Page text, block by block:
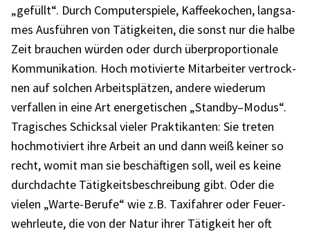
„gefüllt“. Durch Compu­ter­spiele, Kaffee­ko­chen, lang­sa­
mes Ausfüh­ren von Tätig­kei­ten, die sonst nur die halbe
Zeit brau­chen würden oder durch über­pro­por­tio­nale
Kommu­ni­ka­tion. Hoch moti­vierte Mitar­bei­ter vertrock­
nen auf solchen Arbeits­plät­zen, andere wiederum
verfal­len in eine Art ener­ge­ti­schen „Standby–Modus“.
Tragi­sches Schick­sal vieler Prak­ti­kan­ten: Sie treten
hoch­mo­ti­viert ihre Arbeit an und dann weiß keiner so
recht, womit man sie beschäf­ti­gen soll, weil es keine
durch­dachte Tätig­keits­be­schrei­bung gibt. Oder die
vielen „Warte-Berufe“ wie z.B. Taxi­fah­rer oder Feuer­
wehr­leute, die von der Natur ihrer Tätig­keit her oft